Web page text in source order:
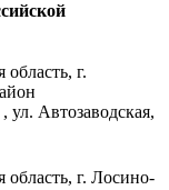
область, г.
Автозаводская,
область, г. Лосино-